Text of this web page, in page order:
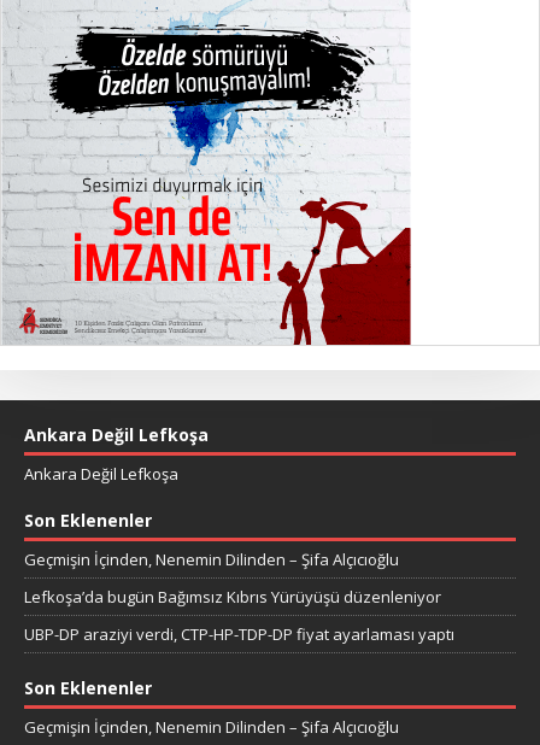
Ankara Değil Lefkoşa
Ankara Değil Lefkoşa
Son Eklenenler
Geçmişin İçinden, Nenemin Dilinden – Şifa Alçıcıoğlu
Lefkoşa’da bugün Bağımsız Kıbrıs Yürüyüşü düzenleniyor
UBP-DP araziyi verdi, CTP-HP-TDP-DP fiyat ayarlaması yaptı
Son Eklenenler
Geçmişin İçinden, Nenemin Dilinden – Şifa Alçıcıoğlu